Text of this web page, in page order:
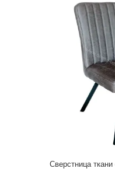
Современные